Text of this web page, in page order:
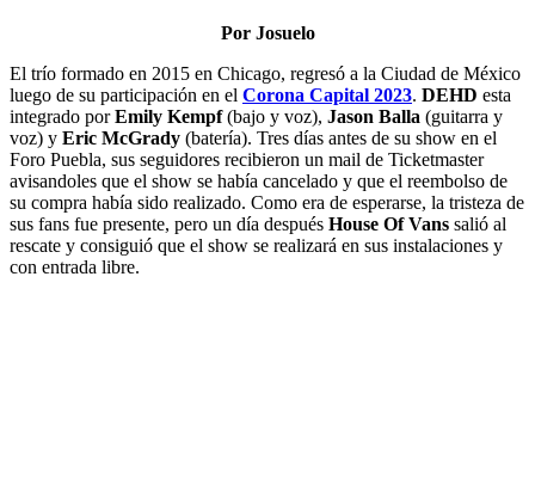
Por Josuelo
El trío formado en 2015 en Chicago, regresó a la Ciudad de México
luego de su participación en el Corona Capital 2023. DEHD esta
integrado porEmily Kempf(bajo y voz), Jason Balla (guitarra y
voz) y Eric McGrady (batería). Tres días antes de su show en el
Foro Puebla, sus seguidores recibieron un mail de Ticketmaster
avisandoles que el show se había cancelado y que el reembolso de
su compra había sido realizado. Como era de esperarse, la tristeza de
sus fans fue presente, pero un día después House Of Vans salió al
rescate y consiguió que el show se realizará en sus instalaciones y
con entrada libre.